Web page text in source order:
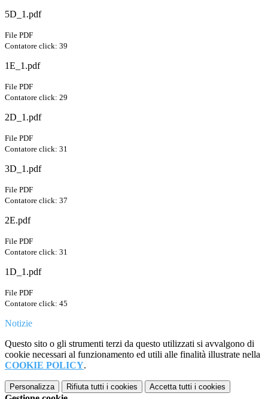
5D_1.pdf
File PDF
Contatore click: 39
1E_1.pdf
File PDF
Contatore click: 29
2D_1.pdf
File PDF
Contatore click: 31
3D_1.pdf
File PDF
Contatore click: 37
2E.pdf
File PDF
Contatore click: 31
1D_1.pdf
File PDF
Contatore click: 45
Notizie
Questo sito o gli strumenti terzi da questo utilizzati si avvalgono di
cookie necessari al funzionamento ed utili alle finalità illustrate nella
COOKIE POLICY.
Personalizza Rifiuta tutti i cookies Accetta tutti i cookies